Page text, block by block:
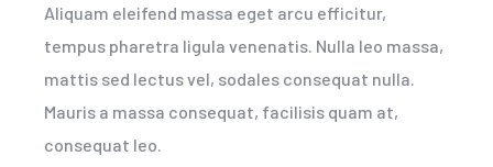
Aliquam eleifend massa eget arcu efficitur,
tempus pharetra ligula venenatis. Nulla leo massa,
mattis sed lectus vel, sodales consequat nulla.
Mauris a massa consequat, facilisis quam at,
consequat leo.